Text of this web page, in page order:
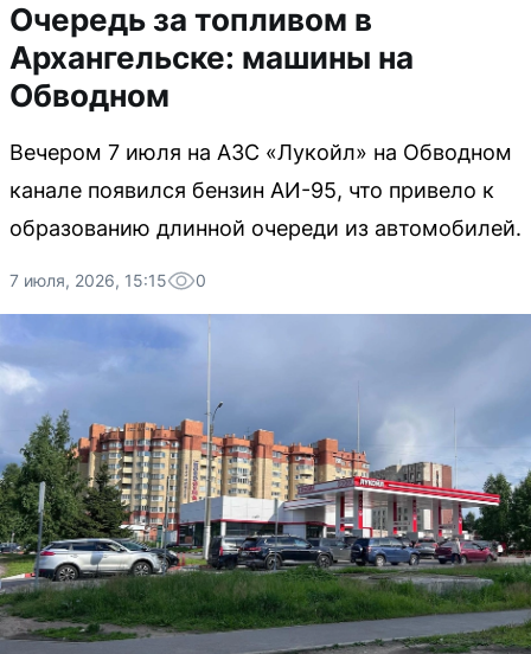
Очередь за топливом в
Архангельске: машины на
Обводном
Вечером 7 июля на АЗС «Лукойл» на Обводном
канале появился бензин АИ-95, что привело к
образованию длинной очереди из автомобилей.
7 июля, 2026, 15:15 0